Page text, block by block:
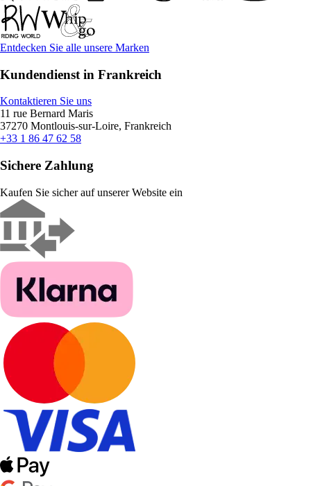
Entdecken Sie alle unsere Marken
Kundendienst in Frankreich
Kontaktieren Sie uns
11 rue Bernard Maris
37270 Montlouis-sur-Loire, Frankreich
+33 1 86 47 62 58
Sichere Zahlung
Kaufen Sie sicher auf unserer Website ein